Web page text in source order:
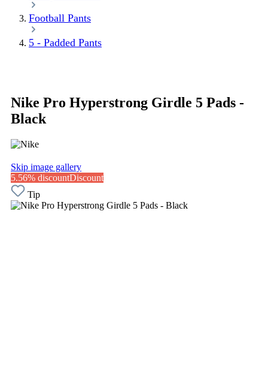
Football Pants
5 - Padded Pants
Nike Pro Hyperstrong Girdle 5 Pads -
Black
Skip image gallery
5.56% discountDiscount
Tip